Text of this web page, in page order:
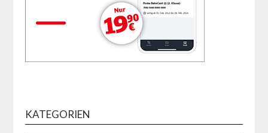
KATEGORIEN